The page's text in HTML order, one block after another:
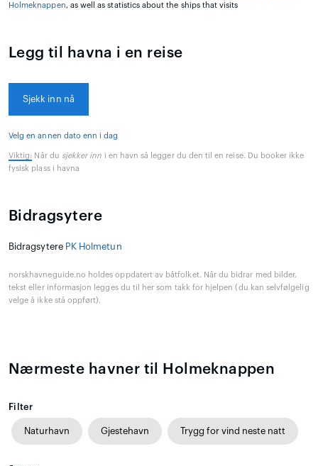
Holmeknappen, as well as statistics about the ships that visits
Legg til havna i en reise
Sjekk inn nå
Velg en annen dato enn i dag
Viktig: Når du sjekker inn i en havn så legger du den til en reise. Du booker ikke
fysisk plass i havna
Bidragsytere
Bidragsytere PK Holmetun
norskhavneguide.no holdes oppdatert av båtfolket. Når du bidrar med bilder,
tekst eller informasjon legges du til her som takk for hjelpen (du kan selvfølgelig
velge å ikke stå oppført).
Nærmeste havner til Holmeknappen
Filter
Naturhavn Gjestehavn Trygg for vind neste natt